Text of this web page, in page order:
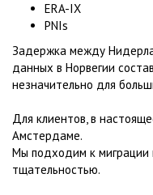
ERA-IX
PNIs
Задержка между
данных в Норвегии
незначительно для
Для клиентов, в
Амстердаме.
Мы подходим к миграции
тщательностью.